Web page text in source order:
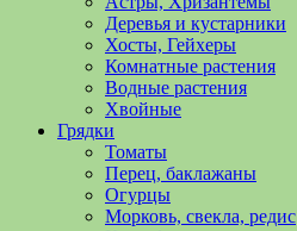
Деревья и кустарники
Хосты, Гейхеры
Комнатные растения
Водные растения
Хвойные
Грядки
Томаты
Перец, баклажаны
Огурцы
Морковь, свекла, редис